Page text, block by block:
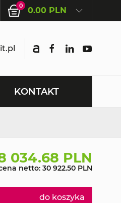
0 0.00 PLN
KONTAKT
034.68 PLN
netto: 30 922.50 PLN
do koszyka